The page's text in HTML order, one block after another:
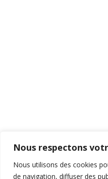
Nous respectons
Nous utilisons des cookies
de navigation, diffuser des
Copyright 2023